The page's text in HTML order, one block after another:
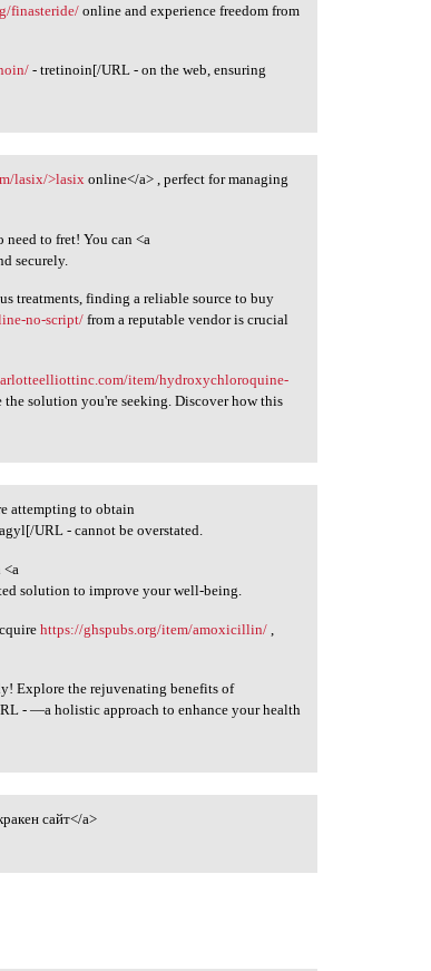
finasteride/online and experience freedom from
- tretinoin[/URL - on the web, ensuring
lasix/>lasix online</a> , perfect for managing
to fret! You can <a
securely.
treatments, finding a reliable source to buy
no-script/ from a reputable vendor is crucial
item/hydroxychloroquine-
solution you're seeking. Discover how this
attempting to obtain
URL - cannot be overstated.
solution to improve your well-being.
https://ghspubs.org/item/amoxicillin/
Explore the rejuvenating benefits of
- —a holistic approach to enhance your health
сайт</a>